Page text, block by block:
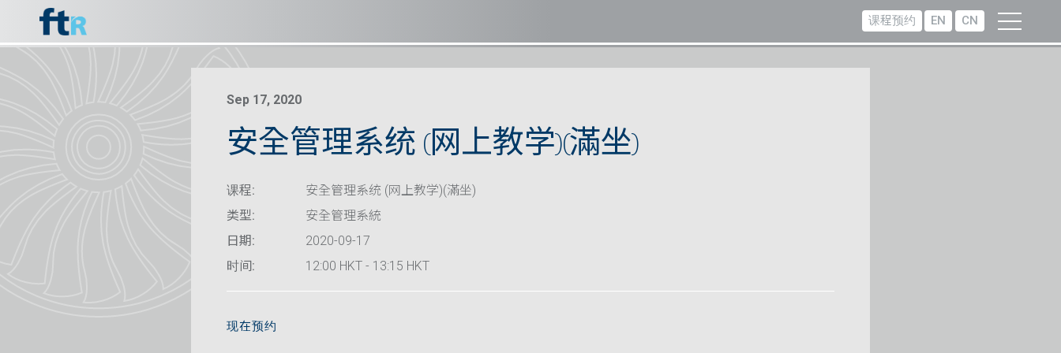
课程预约 EN CN
Sep 17, 2020
安全管理系统 (网上教学)(滿坐)
课程:
安全管理系统 (网上教学)(滿坐)
类型:
安全管理系統
日期:
2020-09-17
时间:
12:00 HKT - 13:15 HKT
现在预约